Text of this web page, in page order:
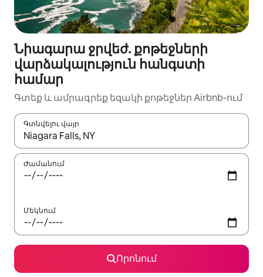
Նիագարա ջրվեժ. քոթեջների
վարձակալություն հանգստի
համար
Գտեք և ամրագրեք եզակի քոթեջներ Airbnb-ում
Գտնվելու վայր
Երբ արդյունքները հասանելի լինեն, սլաքների
Ժամանում
Մեկնում
Որոնում